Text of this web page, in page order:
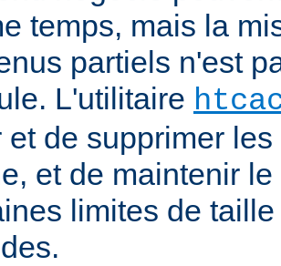
temps, mais la
partiels n'est
L'utilitaire
et de supprimer
et de maintenir
limites de